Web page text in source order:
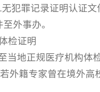
无犯罪记录证明认证
外事办。
检证明
当地正规医疗机构体
外籍专家曾在境外